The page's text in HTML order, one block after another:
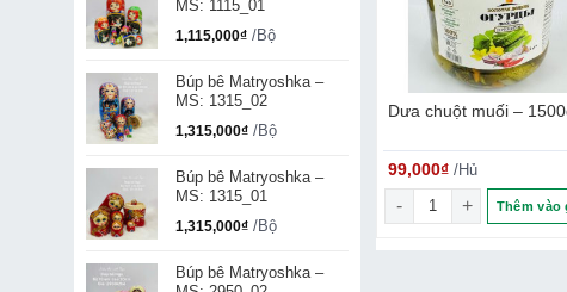
MS: 1115_01
1,115,000₫ /Bộ
Búp bê Matryoshka –
MS: 1315_02
1,315,000₫ /Bộ
Búp bê Matryoshka –
MS: 1315_01
1,315,000₫ /Bộ
Búp bê Matryoshka –
Dưa chuột muối –
99,000₫ /Hủ
Dưa chuột muối -Thêm vào
vị 140g
vị 140g số lượng
Thêm vào giỏ
Rượu Martell XO
5,460,000₫ /Chai
Rượu Martell XO số lượng